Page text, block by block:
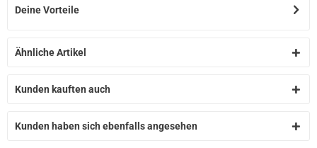
Deine Vorteile
Ähnliche Artikel
Kunden kauften auch
Kunden haben sich ebenfalls angesehen